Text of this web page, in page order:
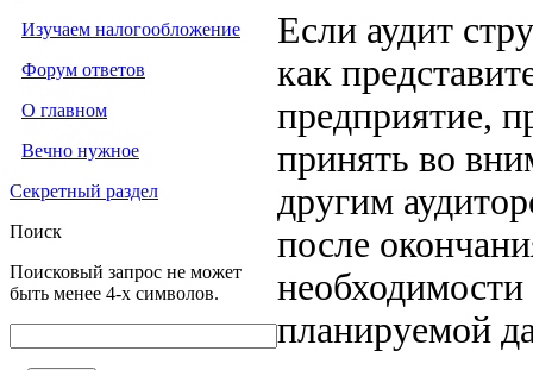
Изучаем налогообложение
Форум ответов
О главном
Вечно нужное
Секретный раздел
Поиск
Поисковый запрос не может
быть менее 4-х символов.
Если аудит
как
предприятие,
принять во
другим
после
планируемой